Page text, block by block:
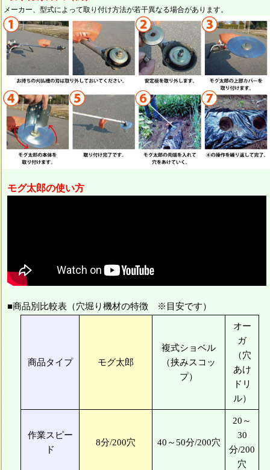
メーカー、型式によって取り付け方法が若干異なる場合があります。
モグ太郎の使い方
■商品別比較表（穴堀り機材の特徴 ※目安です）
商品タイプ モグ太郎
複式ショベル
（挟みスコッ
プ）
オー
ガ
（穴
あけ
ドリ
ル）
作業スピー
ド
8分/200穴 40～50分/200穴
20～
30
分/200
穴